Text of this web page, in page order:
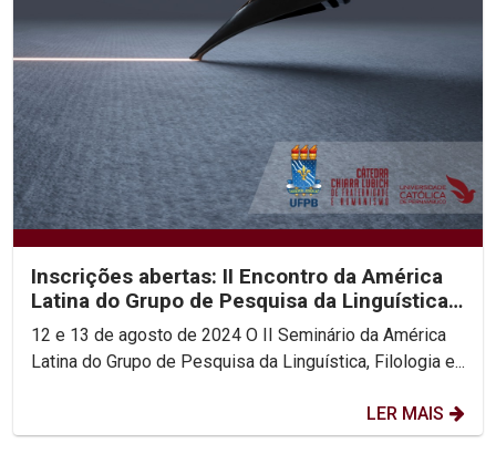
Inscrições abertas: II Encontro da América
Latina do Grupo de Pesquisa da Linguística,
Filologia...
12 e 13 de agosto de 2024 O II Seminário da América
Latina do Grupo de Pesquisa da Linguística, Filologia e...
LER MAIS